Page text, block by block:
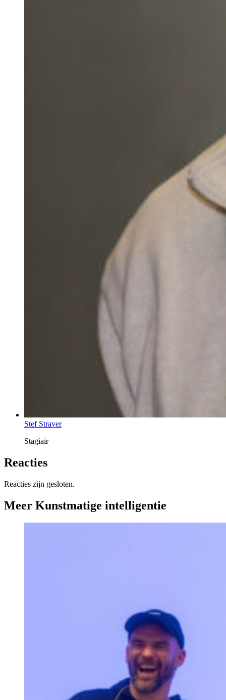
Stef Straver
Stagiair
Reacties
Reacties zijn gesloten.
Meer Kunstmatige intelligentie